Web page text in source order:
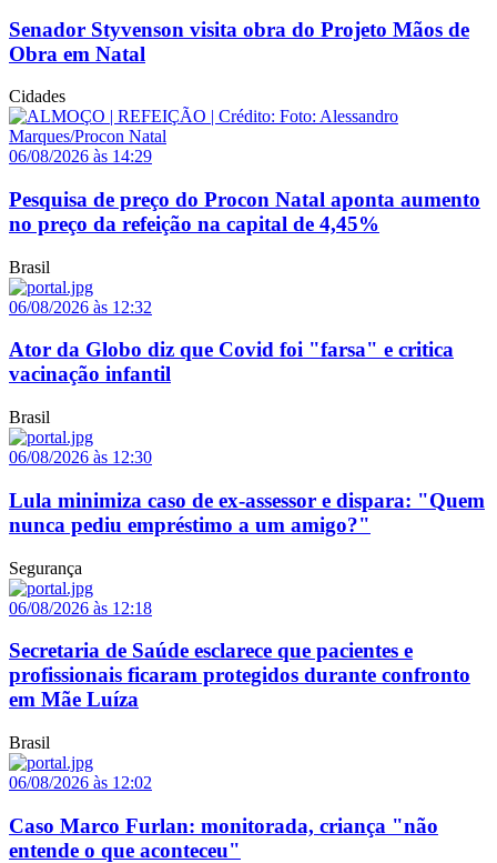
Senador Styvenson visita obra do Projeto Mãos de
Obra em Natal
Cidades
06/08/2026 às 14:29
Pesquisa de preço do Procon Natal aponta aumento
no preço da refeição na capital de 4,45%
Brasil
06/08/2026 às 12:32
Ator da Globo diz que Covid foi "farsa" e critica
vacinação infantil
Brasil
06/08/2026 às 12:30
Lula minimiza caso de ex-assessor e dispara: "Quem
nunca pediu empréstimo a um amigo?"
Segurança
06/08/2026 às 12:18
Secretaria de Saúde esclarece que pacientes e
profissionais ficaram protegidos durante confronto
em Mãe Luíza
Brasil
06/08/2026 às 12:02
Caso Marco Furlan: monitorada, criança "não
entende o que aconteceu"